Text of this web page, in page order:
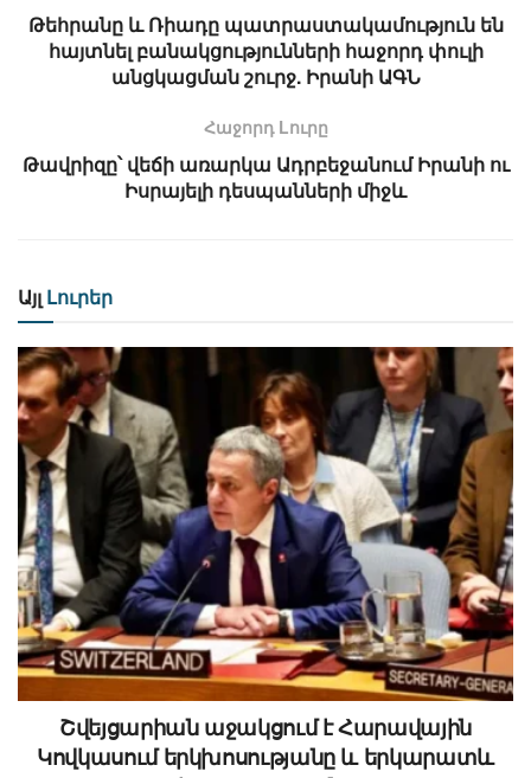
Թեհրանը և Ռիադը պատրաստակամություն են
հայտնել բանակցությունների հաջորդ փուլի
անցկացման շուրջ. Իրանի ԱԳՆ
Հաջորդ Lուրը
Թավրիզը՝ վեճի առարկա Ադրբեջանում Իրանի ու
Իսրայելի դեսպանների միջև
Այլ Լուրեր
Շվեյցարիան աջակցում է Հարավային
Կովկասում երկխոսությանը և երկարատև